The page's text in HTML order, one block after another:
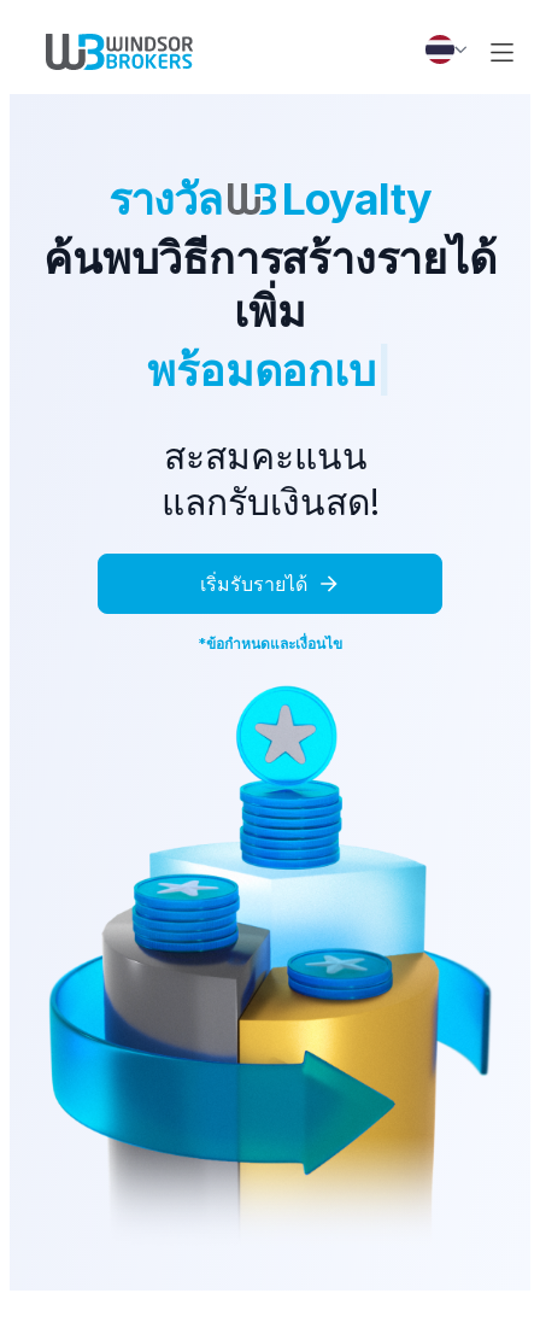
รางวัล
Loyalty
ค้นพบวิธีการสร้างรายได้
เพิ่ม
ใน|
สะสมคะแนน
แลกรับเงินสด!
เริ่มรับรายได้
*ข้อกำหนดและเงื่อนไข